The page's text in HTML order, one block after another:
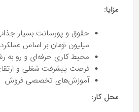
مزایا:
میلیون تومان بر اساس
محیط کاری حرفه‌ای و رو به
فرصت پیشرفت شغلی و
آموزش‌های تخصصی فروش
محل کار: